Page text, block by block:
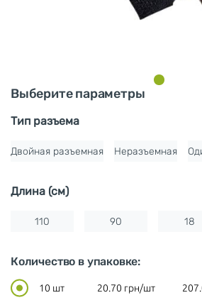
Выберите параметры
Тип разъема
Двойная разъемная Неразъемная
Длина (см)
110 90 18
Количество в упаковке:
10 шт 20.70 грн/шт